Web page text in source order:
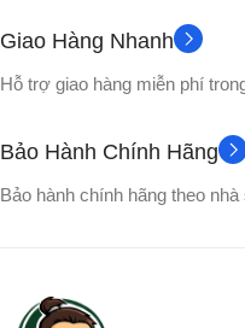
VỎ HỘP No box
Giao Hàng Nhanh
Hỗ trợ giao hàng miễn phí
Bảo Hành Chính Hãng
Bảo hành chính hãng theo nhà